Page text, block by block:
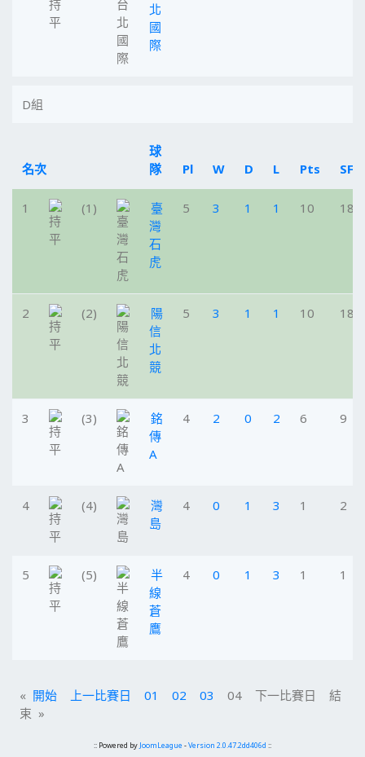
北
國
際
D組
名次
球
隊
Pl W D L Pts SF
1 (1)
臺
灣
石
虎
5 3 1 1 10 18
2 (2)
陽
信
北
競
5 3 1 1 10 18
3 (3)
銘
傳
A
4 2 0 2 6 9
4 (4)
灣
島
4 0 1 3 1 2
5 (5)
半
線
蒼
鷹
4 0 1 3 1 1
« 開始 上一比賽日 01 02 03 04 下一比賽日 結
束 »
:: Powered by JoomLeague -Version 2.0.47.2dd406d ::